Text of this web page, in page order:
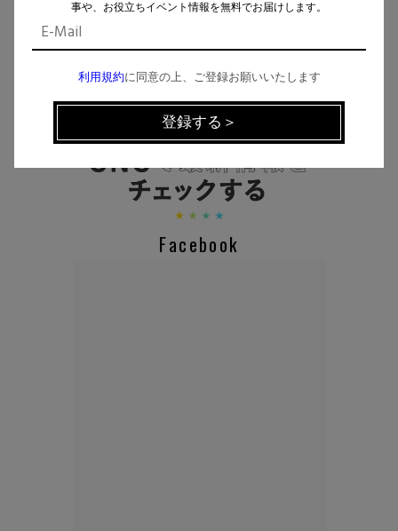
CHECK THE NEWS ON SNS
Facebook
事や、お役立ちイベント情報を無料でお届けします。
利用規約に同意の上、ご登録お願いいたします